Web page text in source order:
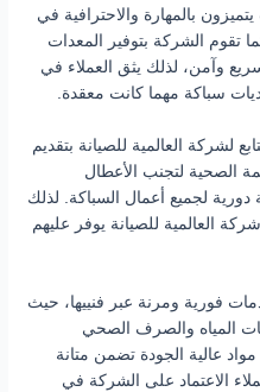
بالمهارة والاحترافية في
تقوم الشركة بتوفير المعدات
وآمن، لذلك يثق العملاء في
سباكة مهما كانت معقدة.
لشركة العالمية للصيانة بتقديم
الصحية لتجنب الأعطال
دورية لجميع أعمال السباكة. لذلك
العالمية للصيانة يوفر عليهم
فورية ومرنة عبر فنييها، حيث
المياه والصرف الصحي
عالية الجودة تضمن متانة
الاعتماد على الشركة في